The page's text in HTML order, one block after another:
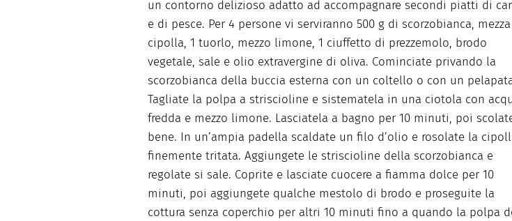
un contorno delizioso adatto ad accompagnare secondi piatti di
e di pesce. Per 4 persone vi serviranno 500 g di scorzobianca, mezza
cipolla, 1 tuorlo, mezzo limone, 1 ciuffetto di prezzemolo, brodo
vegetale, sale e olio extravergine di oliva. Cominciate privando la
scorzobianca della buccia esterna con un coltello o con un
Tagliate la polpa a striscioline e sistematela in una ciotola con
fredda e mezzo limone. Lasciatela a bagno per 10 minuti, poi
bene. In un’ampia padella scaldate un filo d’olio e rosolate la
finemente tritata. Aggiungete le striscioline della scorzobianca e
regolate si sale. Coprite e lasciate cuocere a fiamma dolce per 10
minuti, poi aggiungete qualche mestolo di brodo e proseguite la
cottura senza coperchio per altri 10 minuti fino a quando la polpa